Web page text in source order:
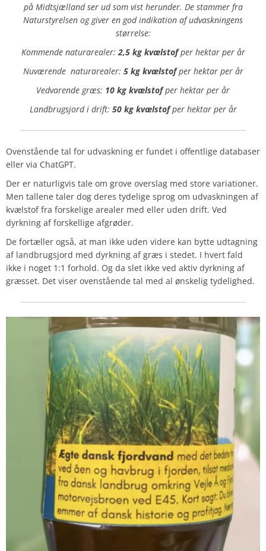
på Midtsjælland ser ud som vist herunder. De stammer fra
Naturstyrelsen og giver en god indikation af udvaskningens
størrelse:
Kommende naturarealer:2,5 kg kvælstofper hektar per år
Nuværende naturarealer: 5 kg kvælstofper hektar per år
Vedvarende græs: 10 kg kvælstofper hektar per år
Landbrugsjord i drift: 50 kg kvælstofper hektar per år
Ovenstående tal for udvaskning er fundet i offentlige databaser
eller via ChatGPT.
Der er naturligvis tale om grove overslag med store variationer.
Men tallene taler dog deres tydelige sprog om udvaskningen af
kvælstof fra forskelige arealer med eller uden drift. Ved
dyrkning af forskellige afgrøder.
De fortæller også, at man ikke uden videre kan bytte udtagning
af landbrugsjord med dyrkning af græs i stedet. I hvert fald
ikke i noget 1:1 forhold. Og da slet ikke ved aktiv dyrkning af
græsset. Det viser ovenstående tal med al ønskelig tydelighed.